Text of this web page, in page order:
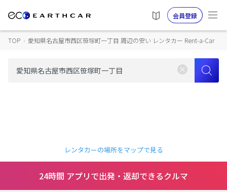
会員登録
TOP › 愛知県名古屋市西区笹塚町一丁目 周辺の安い レンタカー Rent-a-Car
レンタカーの場所をマップで見る
24時間 アプリで出発・返却できるクルマ